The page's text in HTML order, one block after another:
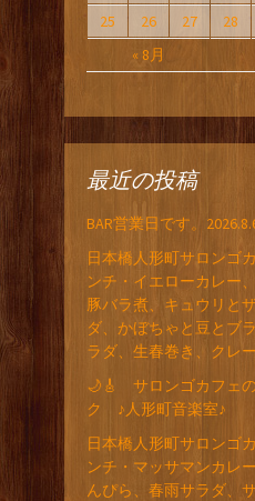
« 8月
25
26 27 28
最近の投稿
BAR営業日です。
日本橋人形町サロンゴ
ンチ・イエローカレー
豚バラ煮、キュウリと
ダ、かぼちゃと豆とブ
ラダ、生春巻き、クレ
🌙🎸 サロンゴカフェ
ク ♪人形町音楽室♪
日本橋人形町サロンゴ
ンチ・マッサマンカレ
んぴら、春雨サラダ、